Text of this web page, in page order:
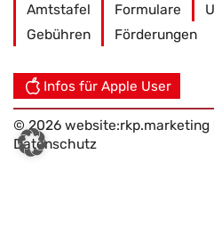
Amtstafel Formulare
Gebühren
Förderungen
Infos für Apple User
© 2026 website:rkp.marketing
Datenschutz